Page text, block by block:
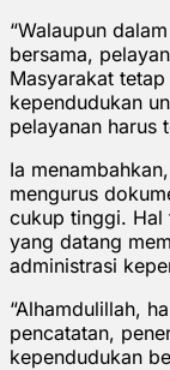
“Walaupun
bersama,
Masyarakat
kependudukan
pelayanan harus
Ia
mengurus
cukup tinggi. Hal
yang datang
administrasi
“Alhamdulillah,
pencatatan,
kependudukan